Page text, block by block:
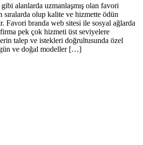
alanlarda uzmanlaşmış olan favori
sıralarda olup kalite ve hizmette ödün
Favori branda web sitesi ile sosyal ağlarda
pek çok hizmeti üst seviyelere
talep ve istekleri doğrultusunda özel
ve doğal modeller […]